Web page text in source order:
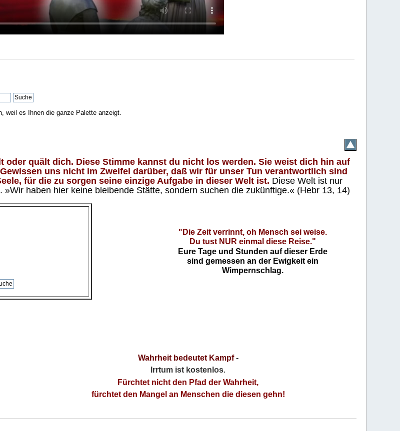
weil es Ihnen die ganze Palette anzeigt.
oder quält dich. Diese Stimme kannst du nicht los werden. Sie weist dich hin auf
uns nicht im Zweifel darüber, daß wir für unser Tun verantwortlich sind
für die zu sorgen seine einzige Aufgabe in dieser Welt ist. Diese Welt ist nur
haben hier keine bleibende Stätte, sondern suchen die zukünftige.« (Hebr 13, 14)
"Die Zeit verrinnt, oh Mensch sei weise.
Du tust NUR einmal diese Reise."
Eure Tage und Stunden auf dieser Erde
sind gemessen an der Ewigkeit ein
Wimpernschlag.
Wahrheit bedeutet Kampf-
Irrtum ist kostenlos.
Fürchtet nicht den Pfad der Wahrheit,
fürchtet den Mangel an Menschen die diesen gehn!